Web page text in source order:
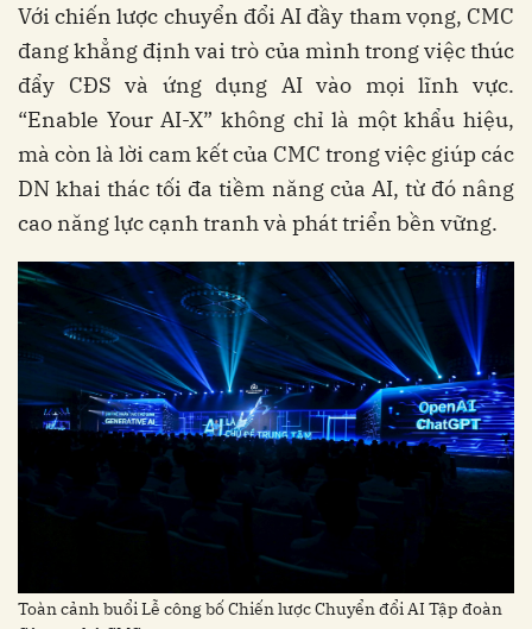
Với chiến lược chuyển đổi AI đầy tham vọng, CMC
đang khẳng định vai trò của mình trong việc thúc
đẩy CĐS và ứng dụng AI vào mọi lĩnh vực.
“Enable Your AI-X” không chỉ là một khẩu hiệu,
mà còn là lời cam kết của CMC trong việc giúp các
DN khai thác tối đa tiềm năng của AI, từ đó nâng
cao năng lực cạnh tranh và phát triển bền vững.
Toàn cảnh buổi Lễ công bố Chiến lược Chuyển đổi AI Tập đoàn